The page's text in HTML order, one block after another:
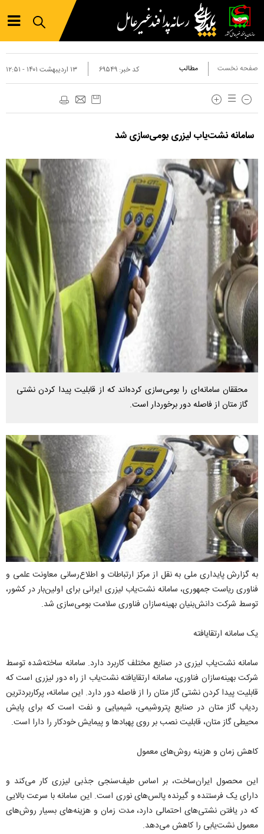
صفحه نخست مطالب ۱۳ ارديبهشت ۱۴۰۱ - ۱۲:۵۱ کد خبر:۶۹۵۴۹
سامانه نشت‌یاب لیزری بومی‌سازی شد
محققان سامانه‌ای را بومی‌سازی کرده‌اند که از قابلیت پیدا کردن نشتی
گاز متان از فاصله دور برخوردار است.
به گزارش پایداری ملی به نقل از مرکز ارتباطات و اطلاع‌رسانی معاونت علمی و
فناوری ریاست جمهوری، سامانه نشت‌یاب لیزری ایرانی برای اولین‌بار در کشور،
توسط شرکت دانش‌بنیان بهینه‌سازان فناوری سلامت بومی‌سازی شد.
یک سامانه ارتقایافته
سامانه نشت‌یاب لیزری در صنایع مختلف کاربرد دارد. سامانه ساخته‌شده توسط
شرکت بهینه‌سازان فناوری، سامانه ارتقایافته نشت‌یاب از راه دور لیزری است که
قابلیت پیدا کردن نشتی گاز متان را از فاصله دور دارد. این سامانه، پرکاربردترین
ردیاب گاز متان در صنایع پتروشیمی، شیمیایی و نفت است که برای پایش
محیطی گاز متان، قابلیت نصب بر روی پهبادها و پیمایش خودکار را دارا است.
کاهش زمان و هزینه روش‌های معمول
این محصول ایران‌ساخت، بر اساس طیف‌سنجی جذبی لیزری کار می‌کند و
دارای یک فرستنده و گیرنده پالس‌های نوری است. این سامانه با سرعت بالایی
که در یافتن نشتی‌های احتمالی دارد، مدت زمان و هزینه‌های بسیار روش‌های
معمول نشت‌یابی را کاهش می‌دهد.